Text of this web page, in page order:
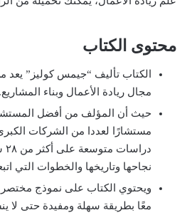
محتوى الكتاب
الكتاب تأليف “جيمس كوليز”
مجال ريادة الأعمال وبناء المشاريع.
حيث أن المؤلف من أفضل
مستشارًا لعددا من الشركات
نجاحها وتاريخها والخطوات التي
ويحتوي الكتاب على نموذج
معًا بطريقة سهلة ومفيدة حتى لا